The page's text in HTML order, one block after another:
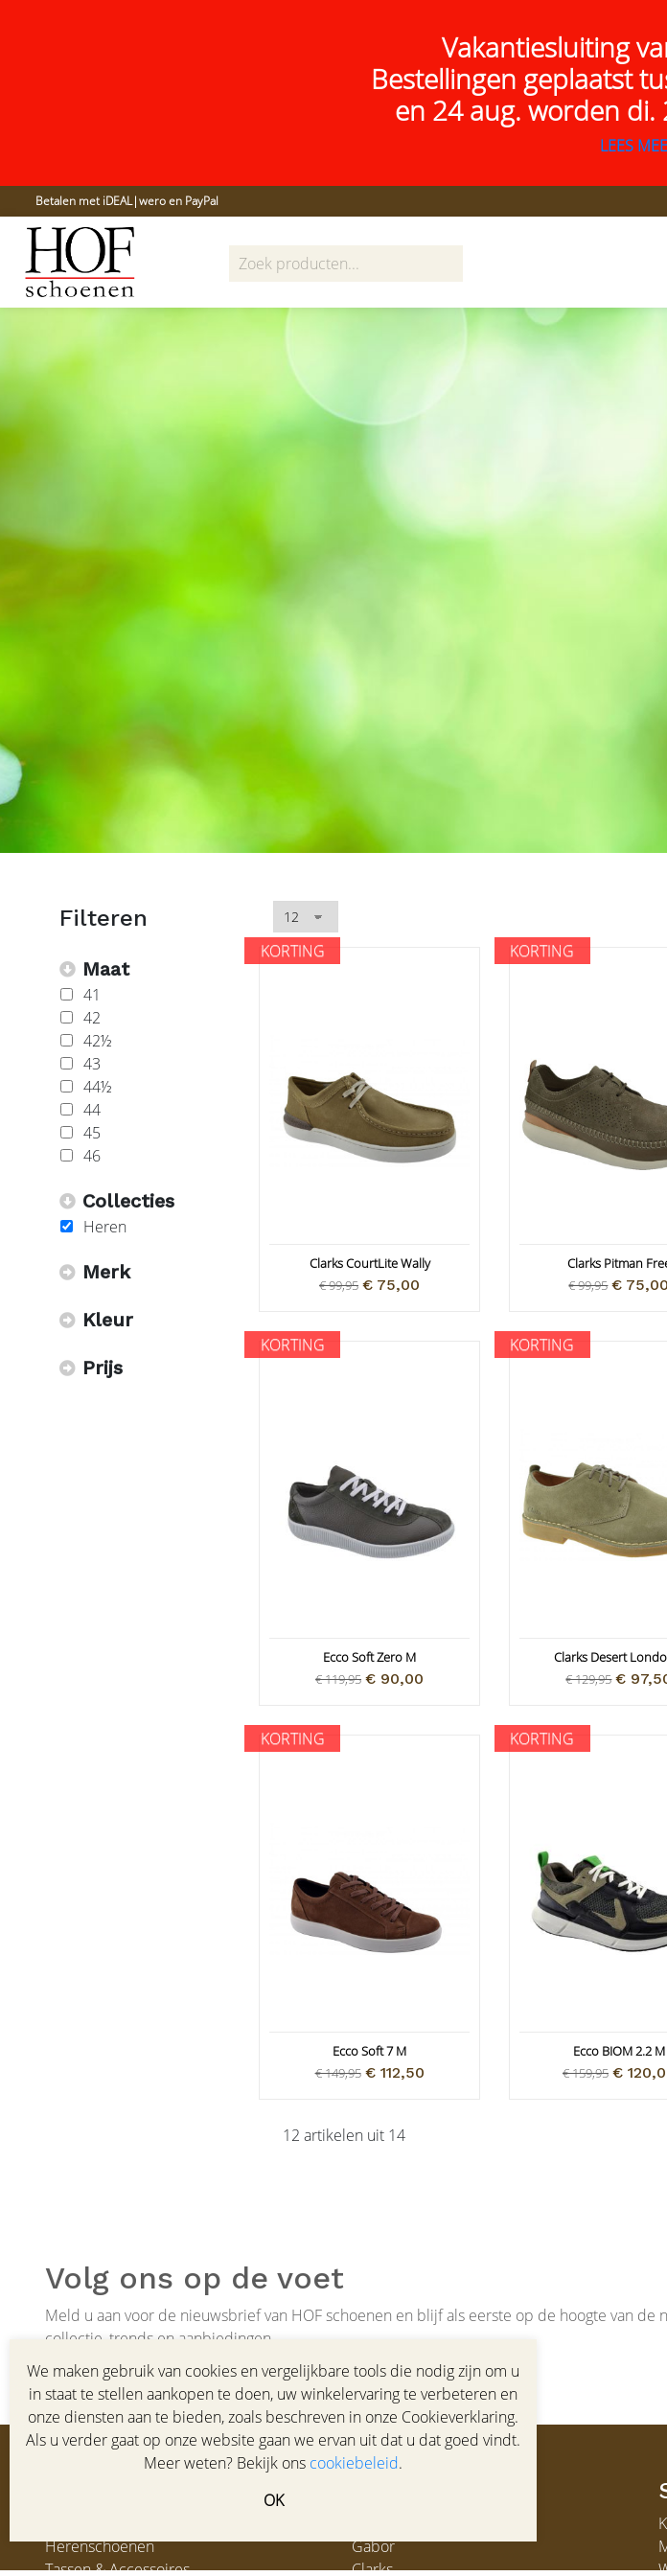
We maken gebruik van cookies en vergelijkbare tools die nodig zijn om u
in staat te stellen aankopen te doen, uw winkelervaring te verbeteren en
onze diensten aan te bieden, zoals beschreven in onze Cookieverklaring.
Als u verder gaat op onze website gaan we ervan uit dat u dat goed vindt.
Meer weten? Bekijk ons cookiebeleid.
OK
Vakantiesluiting
Bestellingen geplaatst
en 24 aug. worden di.
LEES
Betalen met iDEAL|wero en PayPal
Maat
41
42
42½
43
44½
44
45
46
Collecties
Heren
Merk
Kleur
Prijs
KORTING
Clarks CourtLite Wally
€ 99,95 € 75,00
KORTING
Clarks Pitman
€ 99,95 € 75,00
KORTING
Ecco Soft Zero M
€ 119,95 € 90,00
KORTING
Clarks Desert
€ 129,95 €
KORTING
Ecco Soft 7 M
€ 149,95 € 112,50
KORTING
Ecco BIOM 2.2 M
€ 159,95 €
12 artikelen uit 14
Volg ons op de voet
Meld u aan voor de nieuwsbrief van HOF schoenen en blijf als eerste op de hoogte van de
collectie, trends en aanbiedingen.
Herenschoenen
Tassen & Accessoires
Gabor
Clarks